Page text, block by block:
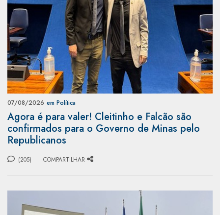
07/08/2026 em Política
Agora é para valer! Cleitinho e Falcão são
confirmados para o Governo de Minas pelo
Republicanos
(205) COMPARTILHAR